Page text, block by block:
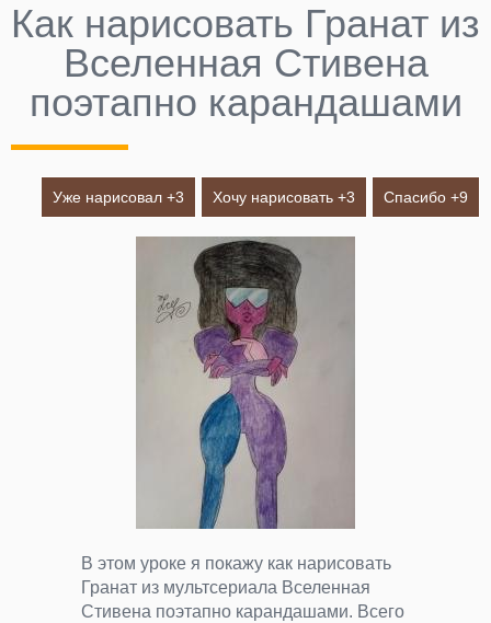
Как нарисовать Гранат из
Вселенная Стивена
поэтапно карандашами
Уже нарисовал +3 Хочу нарисовать +3 Спасибо +9
В этом уроке я покажу как нарисовать
Гранат из мультсериала Вселенная
Стивена поэтапно карандашами. Всего